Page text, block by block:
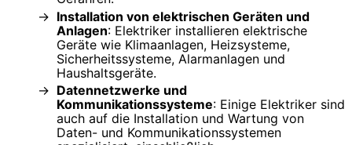
Installation von elektrischen Geräten und
Anlagen: Elektriker installieren elektrische
Geräte wie Klimaanlagen, Heizsysteme,
Sicherheitssysteme, Alarmanlagen und
Haushaltsgeräte.
Datennetzwerke und
Kommunikationssysteme: Einige Elektriker sind
auch auf die Installation und Wartung von
Daten- und Kommunikationssystemen